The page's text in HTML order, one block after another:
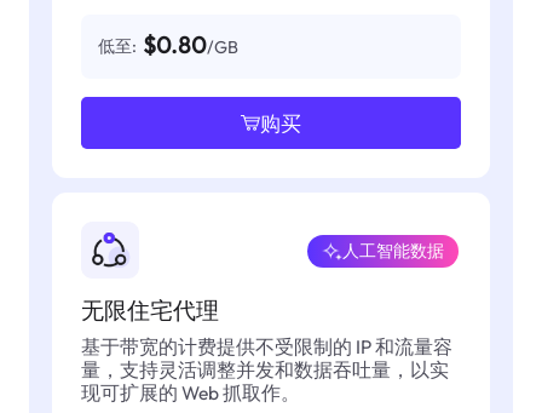
低至: $0.80/GB
购买
无限住宅代理
人工智能数据
基于带宽的计费提供不受限制的 IP 和流量容
量，支持灵活调整并发和数据吞吐量，以实
现可扩展的 Web 抓取作。